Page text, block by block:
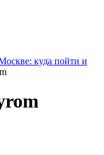
куда пойти и